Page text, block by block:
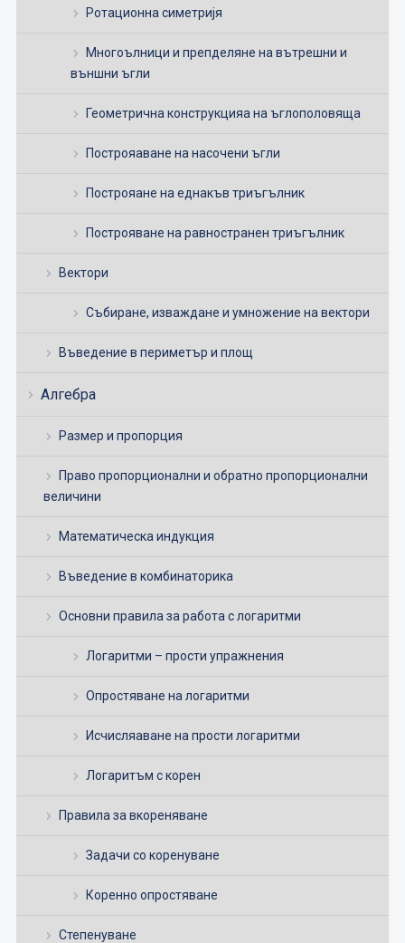
Ротационна симетријя
Многоълници и препделяне на вътрешни и
външни ъгли
Геометрична конструкцияа на ъглополовяща
Построяаване на насочени ъгли
Построяане на еднакъв триъгълник
Построяване на равностранен триъгълник
Вектори
Събиране, изваждане и умножение на вектори
Въведение в периметър и площ
Алгебра
Размер и пропорция
Право пропорционални и обратно пропорционални
величини
Математическа индукция
Въведение в комбинаторика
Основни правила за работа с логаритми
Логаритми – прости упражнения
Опростяване на логаритми
Исчисляаване на прости логаритми
Логаритъм с корен
Правила за вкореняване
Задачи со коренуване
Коренно опростяване
Степенуване